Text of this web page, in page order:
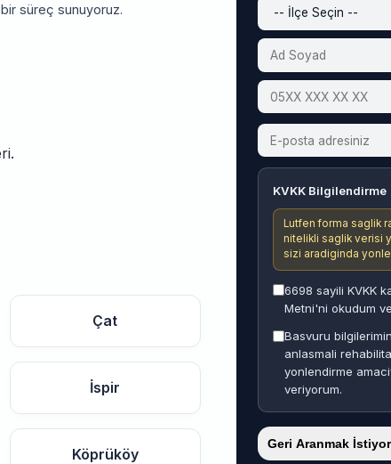
süreç sunuyoruz.
Çat
İspir
Köprüköy
KVKK Bilgilendirme
Lutfen forma saglik
nitelikli saglik verisi
sizi aradiginda
6698 sayili KVKK
Metni'ni okudum
Basvuru
anlasmali
yonlendirme
veriyorum.
Geri Aranmak